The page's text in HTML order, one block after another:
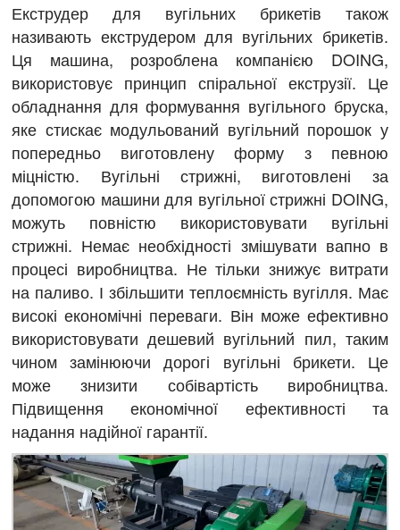
Екструдер для вугільних брикетів також
називають екструдером для вугільних брикетів.
Ця машина, розроблена компанією DOING,
використовує принцип спіральної екструзії. Це
обладнання для формування вугільного бруска,
яке стискає модульований вугільний порошок у
попередньо виготовлену форму з певною
міцністю. Вугільні стрижні, виготовлені за
допомогою машини для вугільної стрижні DOING,
можуть повністю використовувати вугільні
стрижні. Немає необхідності змішувати вапно в
процесі виробництва. Не тільки знижує витрати
на паливо. І збільшити теплоємність вугілля. Має
високі економічні переваги. Він може ефективно
використовувати дешевий вугільний пил, таким
чином замінюючи дорогі вугільні брикети. Це
може знизити собівартість виробництва.
Підвищення економічної ефективності та
надання надійної гарантії.